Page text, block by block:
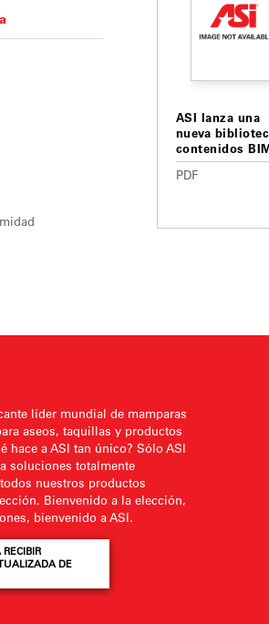
ASI lanza una
nueva
contenidos
PDF
líder mundial de mamparas
aseos, taquillas y productos
hace a ASI tan único? Sólo ASI
soluciones totalmente
nuestros productos
Bienvenido a la elección,
bienvenido a ASI.
DE